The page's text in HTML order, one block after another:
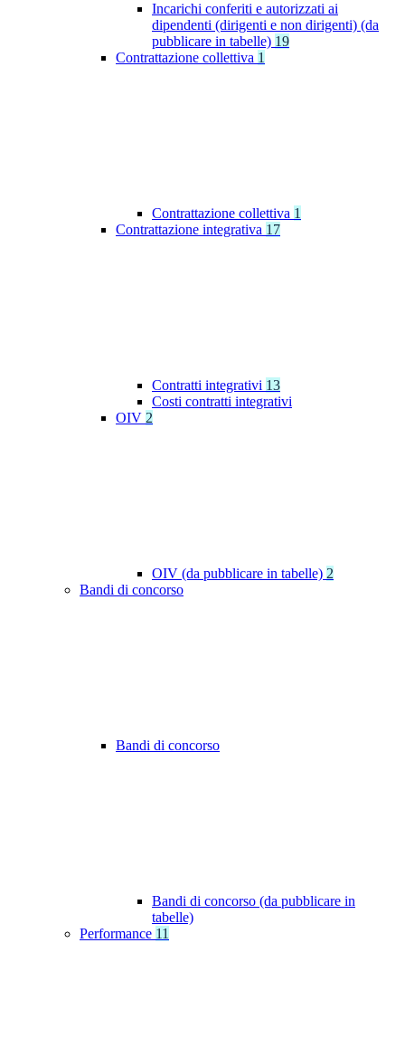
Incarichi conferiti e autorizzati ai
dipendenti (dirigenti e non dirigenti) (da
pubblicare in tabelle) 19
Contrattazione collettiva 1
Contrattazione collettiva 1
Contrattazione integrativa 17
Contratti integrativi 13
Costi contratti integrativi
OIV 2
OIV (da pubblicare in tabelle) 2
Bandi di concorso
Bandi di concorso
Bandi di concorso (da pubblicare in
tabelle)
Performance 11